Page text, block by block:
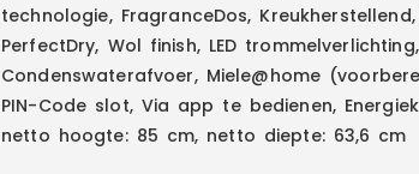
technologie, FragranceDos,
PerfectDry, Wol finish, LED
Condenswaterafvoer, Miele@home
PIN-Code slot, Via app te bedienen,
netto hoogte: 85 cm, netto diepte: 63,6 cm